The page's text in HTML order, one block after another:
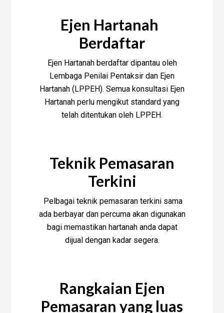
Ejen Hartanah
Berdaftar
Ejen Hartanah berdaftar dipantau oleh
Lembaga Penilai Pentaksir dan Ejen
Hartanah (LPPEH). Semua konsultasi Ejen
Hartanah perlu mengikut standard yang
telah ditentukan oleh LPPEH.
Teknik Pemasaran
Terkini
Pelbagai teknik pemasaran terkini sama
ada berbayar dan percuma akan digunakan
bagi memastikan hartanah anda dapat
dijual dengan kadar segera.
Rangkaian Ejen
Pemasaran yang luas